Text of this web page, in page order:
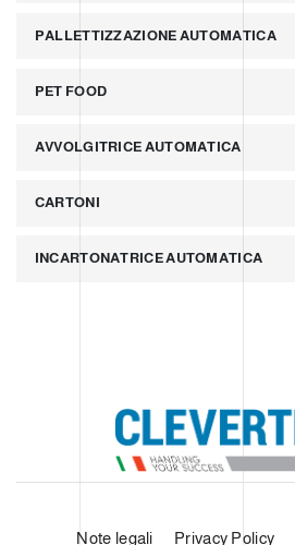
PALLETTIZZAZIONE AUTOMATICA
PET FOOD
AVVOLGITRICE AUTOMATICA
CARTONI
INCARTONATRICE AUTOMATICA
Note legali Privacy Policy